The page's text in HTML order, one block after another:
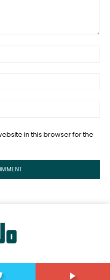
in this browser for the